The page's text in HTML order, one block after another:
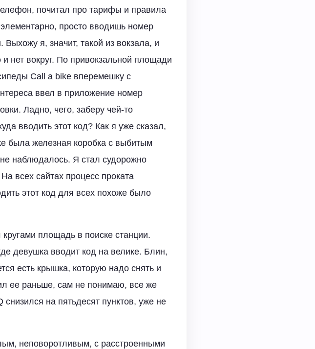
почитал про тарифы и правила
просто вводишь номер
я, значит, такой из вокзала, и
нет вокруг. По привокзальной площади
Call a bike вперемешку с
ввел в приложение номер
Ладно, чего, заберу чей-то
вводить этот код? Как я уже сказал,
была железная коробка с выбитым
наблюдалось. Я стал судорожно
всех сайтах процесс проката
этот код для всех похоже было
площадь в поиске станции.
девушка вводит код на велике. Блин,
есть крышка, которую надо снять и
ее раньше, сам не понимаю, все же
на пятьдесят пунктов, уже не
неповоротливым, с расстроенными